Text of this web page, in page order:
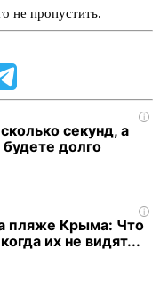
не пропустить.
i
секунд, а
долго
i
пляже Крыма: Что
их не видят...